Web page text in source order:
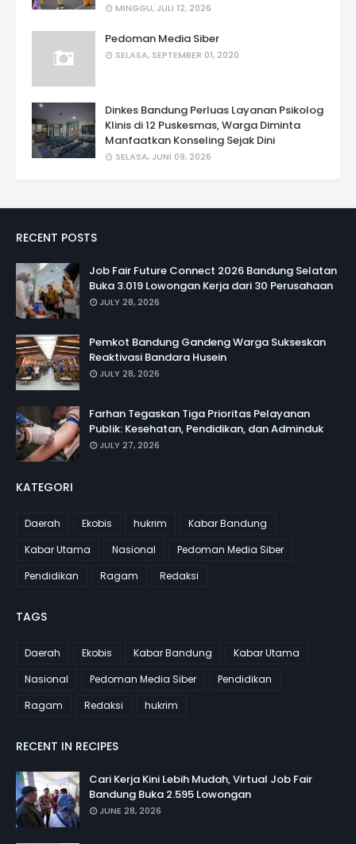
MINGGU, JULI 12, 2026
Pedoman Media Siber
SELASA, SEPTEMBER 01, 2020
Dinkes Bandung Perluas Layanan Psikolog
Klinis di 12 Puskesmas, Warga Diminta
Manfaatkan Konseling Sejak Dini
SELASA, JUNI 09, 2026
RECENT POSTS
Job Fair Future Connect 2026 Bandung Selatan
Buka 3.019 Lowongan Kerja dari 30 Perusahaan
JULY 28, 2026
Pemkot Bandung Gandeng Warga Sukseskan
Reaktivasi Bandara Husein
JULY 28, 2026
Farhan Tegaskan Tiga Prioritas Pelayanan
Publik: Kesehatan, Pendidikan, dan Adminduk
JULY 27, 2026
KATEGORI
Daerah Ekobis hukrim
Kabar Bandung
Kabar Utama
Nasional
Pedoman Media Siber
Pendidikan
Ragam Redaksi
TAGS
Daerah Ekobis Kabar Bandung
Kabar Utama
Nasional
Pedoman Media Siber
Pendidikan
Ragam
Redaksi hukrim
RECENT IN RECIPES
Cari Kerja Kini Lebih Mudah, Virtual Job Fair
Bandung Buka 2.595 Lowongan
JUNE 28, 2026